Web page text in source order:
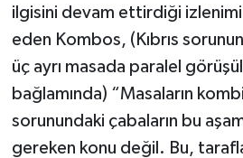
ilgisini devam ettirdiği
eden Kombos, (Kıbrıs
üç ayrı masada paralel
bağlamında) “Masaların
sorunundaki çabaların bu
gereken konu değil. Bu,